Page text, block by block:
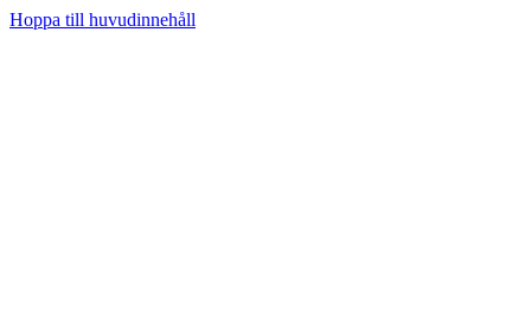
Hoppa till huvudinnehåll